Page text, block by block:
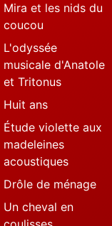
Mira et les nids du
coucou
L'odyssée
musicale d'Anatole
et Tritonus
Huit ans
Étude violette aux
madeleines
acoustiques
Drôle de ménage
Un cheval en